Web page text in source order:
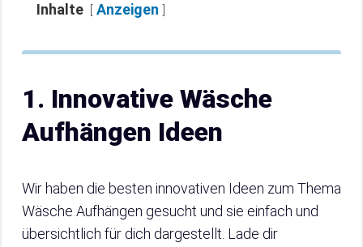
Inhalte Anzeigen
1. Innovative Wäsche
Aufhängen Ideen
Wir haben die besten innovativen Ideen zum Thema
Wäsche Aufhängen gesucht und sie einfach und
übersichtlich für dich dargestellt. Lade dir